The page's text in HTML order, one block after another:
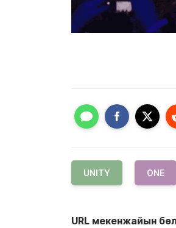
UNITY ONE
URL мекенжайын